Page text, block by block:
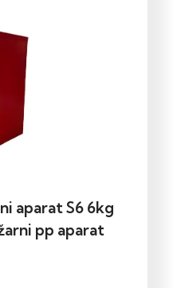
aparat S6 6kg
pp aparat